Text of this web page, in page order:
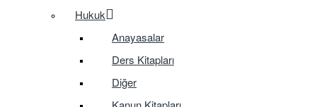
Hukuk
Anayasalar
Ders Kitapları
Diğer